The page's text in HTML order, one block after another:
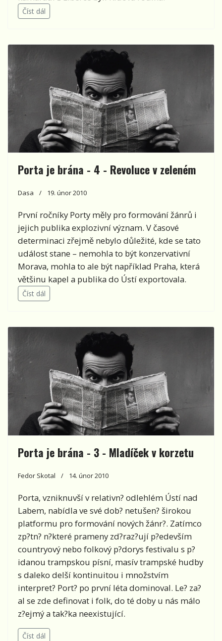
Číst dál
Porta je brána - 4 - Revoluce v zeleném
Dasa 19. únor 2010
První ročníky Porty měly pro formování žánrů i
jejich publika explozivní význam. V časové
determinaci zřejmě nebylo důležité, kde se tato
událost stane – nemohla to být konzervativní
Morava, mohla to ale být například Praha, která
většinu kapel a publika do Ústí exportovala.
Číst dál
Porta je brána - 3 - Mladíček v korzetu
Fedor Skotal 14. únor 2010
Porta, vzniknuvší v relativn? odlehlém Ústí nad
Labem, nabídla ve své dob? netušen? širokou
platformu pro formování nových žánr?. Zatímco
zp?tn? n?které prameny zd?raz?ují p?edevším
countryový nebo folkový p?dorys festivalu s p?
idanou trampskou písní, masív trampské hudby
s daleko delší kontinuitou i množstvím
interpret? Port? po první léta dominoval. Le? za?
al se zde definovat i folk, do té doby u nás málo
z?ejmý a tak?ka neexistující.
Číst dál